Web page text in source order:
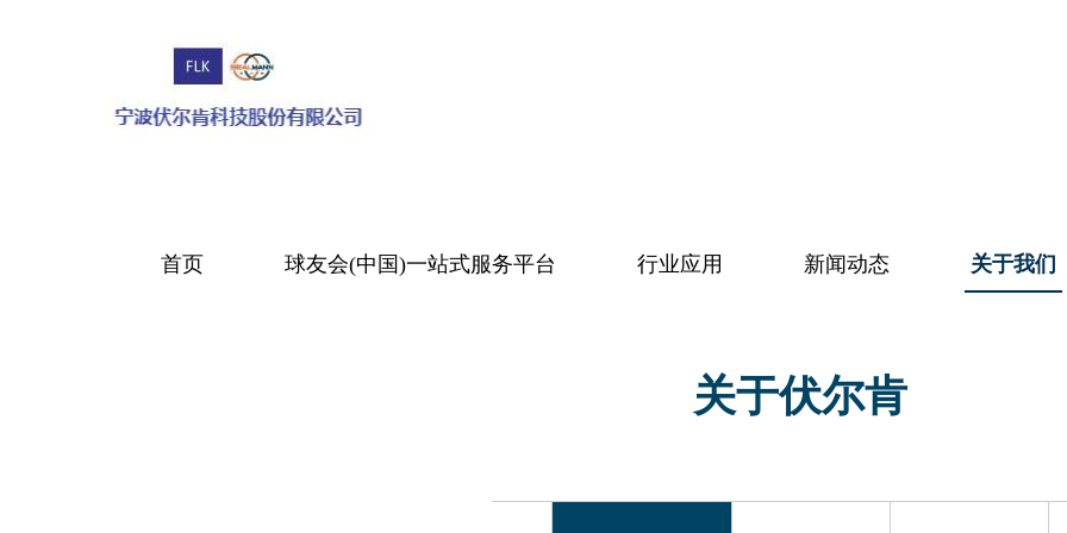
首页 球友会(中国)一站式服务平台 行业应用 新闻动态 关于我们
关于伏尔肯